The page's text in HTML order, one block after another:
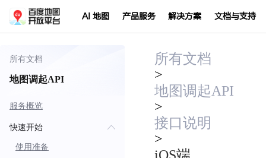
AI 地图 产品服务 解决方案 文档与支持
所有文档
地图调起API
服务概览
快速开始
使用准备
所有文档
>
地图调起API
>
接口说明
>
iOS端